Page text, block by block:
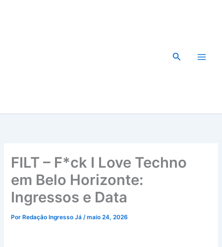
Pesquisar
FILT – F*ck I Love Techno
em Belo Horizonte:
Ingressos e Data
Por Redação Ingresso Já/maio 24, 2026